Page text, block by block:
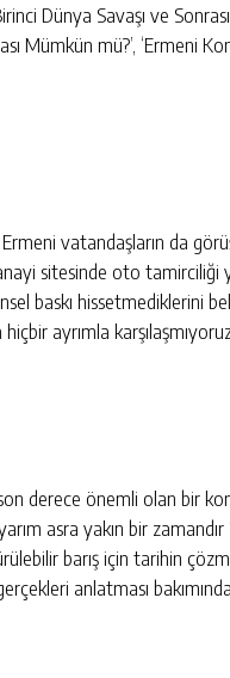
Dünya Savaşı ve
Mümkün mü?’, ‘Ermeni
vatandaşların da
sitesinde oto tamirciliği
baskı hissetmediklerini
ayrımla
derece önemli olan bir
asra yakın bir zamandır
barış için tarihin
anlatması